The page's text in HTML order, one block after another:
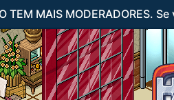
TEM MAIS MODERADORES.